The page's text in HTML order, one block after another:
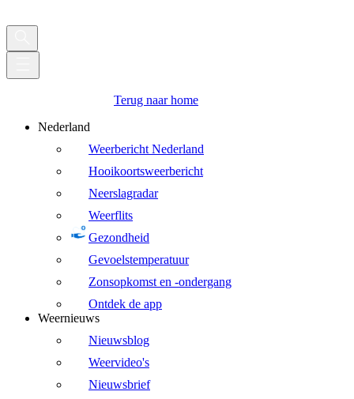
Terug naar home
Nederland
Weerbericht Nederland
Hooikoortsweerbericht
Neerslagradar
Weerflits
Gezondheid
Gevoelstemperatuur
Zonsopkomst en -ondergang
Ontdek de app
Weernieuws
Nieuwsblog
Weervideo's
Nieuwsbrief